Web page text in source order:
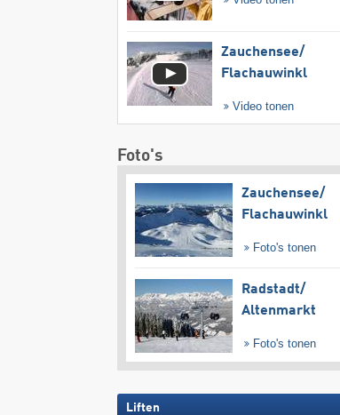
Zauchensee/​
Flachauwinkl
Video tonen
Foto's
Zauchensee/​
Flachauwinkl
Foto's tonen
Radstadt/​
Altenmarkt
Foto's tonen
Liften